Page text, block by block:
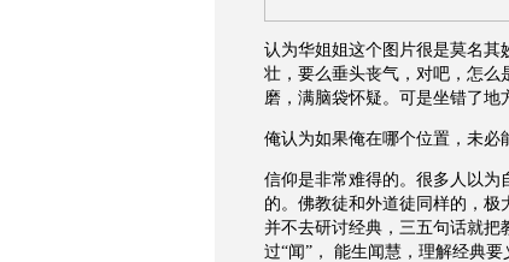
认为华姐姐这个图片很是莫名其
壮，要么垂头丧气，对吧，怎么
磨，满脑袋怀疑。可是坐错了地
俺认为如果俺在哪个位置，未必
信仰是非常难得的。很多人以为
的。佛教徒和外道徒同样的，极
并不去研讨经典，三五句话就把
过“闻”， 能生闻慧，理解经典